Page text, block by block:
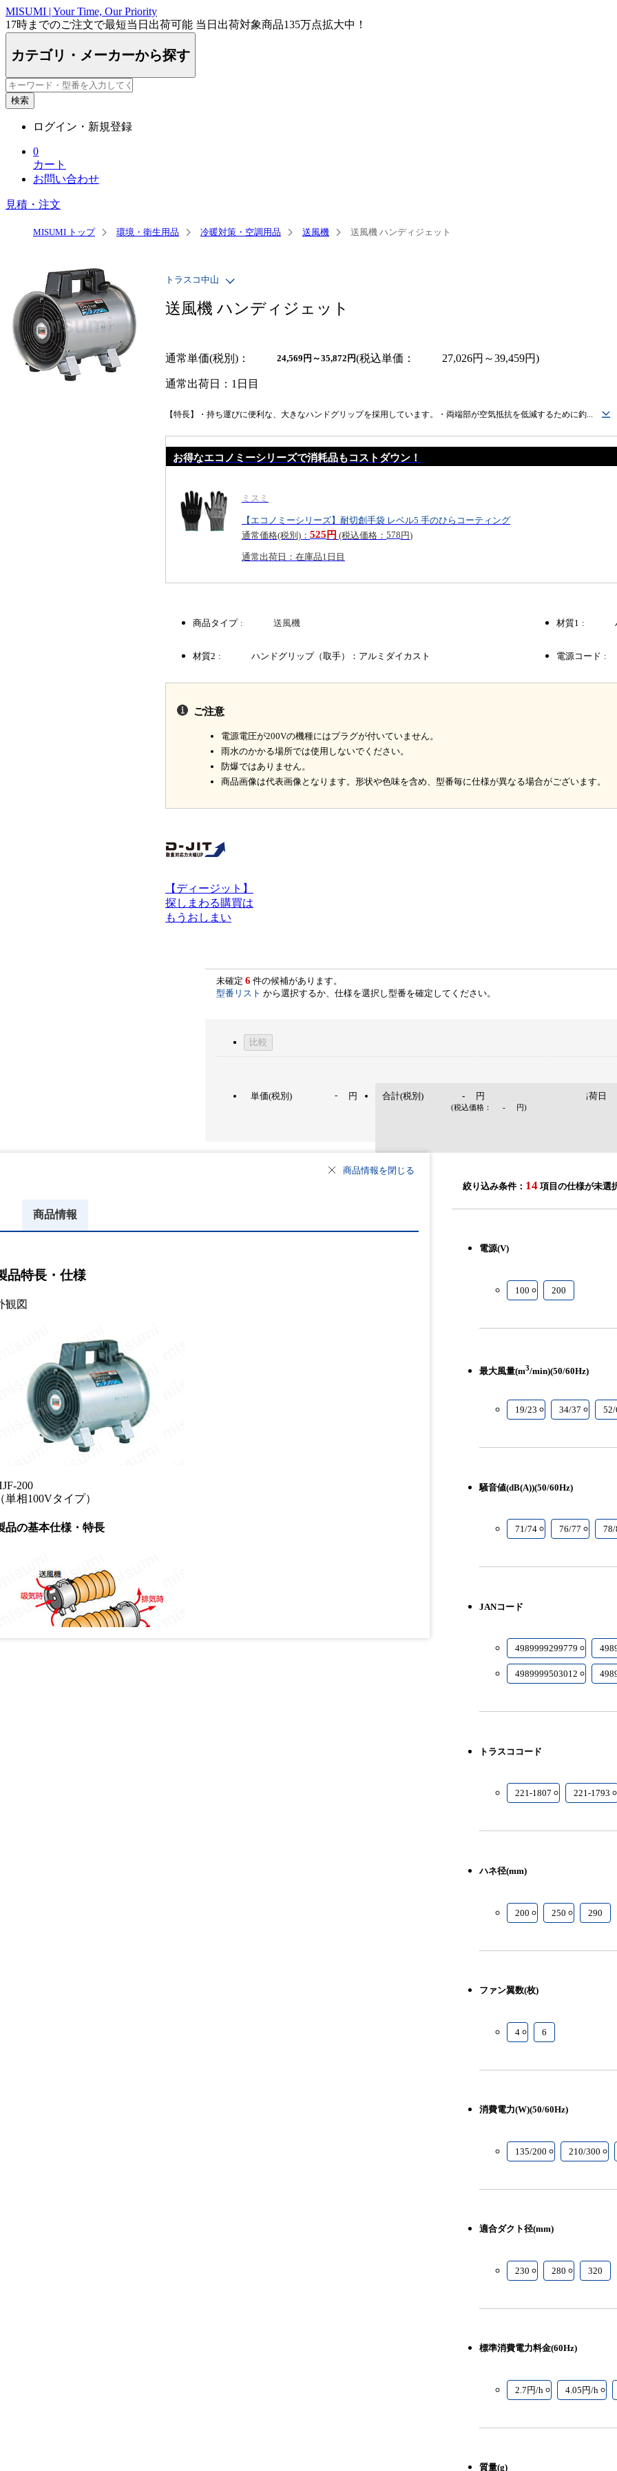
MISUMI | Your Time, Our Priority
17時までのご注文で最短当日出荷可能 当日出荷対象商品135万点拡大中！
カテゴリ・メーカーから探す
検索
ログイン・新規登録
0
カート
お問い合わせ
見積・注文
MISUMI トップ 環境・衛生用品 冷暖対策・空調用品 送風機 送風機 ハンディジェット
トラスコ中山
送風機 ハンディジェット
通常単価(税別) 24,569 円 ～35,872 円 税込単価 27,026円 ～39,459円
通常出荷日： 1日目
【特長】・持ち運びに便利な、大きなハンドグリップを採用しています。・両端部が空気抵抗を低減するために釣...
お得なエコノミーシリーズで消耗品もコストダウン！
ミスミ
【エコノミーシリーズ】耐切創手袋 レベル5 手のひらコーティング
通常価格(税別)： 525 円 (税込価格： 578円)
通常出荷日：在庫品1日目
商品タイプ 送風機 材質1
材質2 ハンドグリップ（取手）：アルミダイカスト 電源コード
ご注意
電源電圧が200Vの機種にはプラグが付いていません。
雨水のかかる場所では使用しないでください。
防爆ではありません。
商品画像は代表画像となります。形状や色味を含め、型番毎に仕様が異なる場合がございます。
【ディージット】
探しまわる購買は
もうおしまい
未確定 6 件の候補があります。
型番リスト から選択するか、仕様を選択し型番を確定してください。
比較
単価(税別) - 円 合計(税別) - 円
(税込価格： - 円)
出荷日
商品情報を閉じる
商品情報
品特長・仕様
観図
200
単相100Vタイプ）
品の基本仕様・特長
絞り込み条件： 14 項目の仕様が未選
電源(V)
100 200
最大風量(m3/min)(50/60Hz)
19/23 34/37 52/
騒音値(dB(A))(50/60Hz)
71/74 76/77 78/
JANコード
4989999299779
4989999503012
トラスココード
221-1807 221-1793
ハネ径(mm)
200 250 290
ファン翼数(枚)
4 6
消費電力(W)(50/60Hz)
135/200 210/300
適合ダクト径(mm)
230 280 320
標準消費電力料金(60Hz)
2.7円/h 4.05円/h
質量(g)